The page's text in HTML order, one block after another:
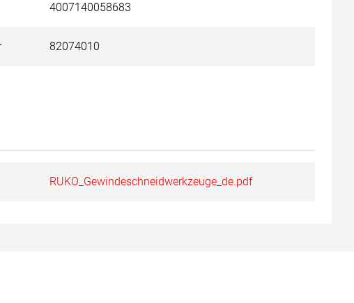
4007140058683
82074010
RUKO_Gewindeschneidwerkzeuge_de.pdf